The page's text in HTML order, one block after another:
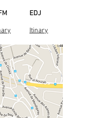
EDJ
Itinary